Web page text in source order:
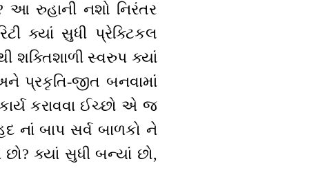
આ રુહાની નશો નિરંતર
ક્યાં સુધી પ્રેક્ટિકલ
શક્તિશાળી સ્વરુપ ક્યાં
પ્રકૃતિ-જીત બનવામાં
કરાવવા ઈચ્છો એ જ
નાં બાપ સર્વ બાળકો ને
ક્યાં સુધી બન્યાં છો,